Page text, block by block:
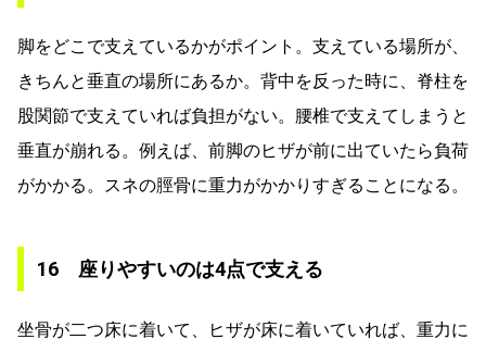
脚をどこで支えているかがポイント。支えている場所が、
きちんと垂直の場所にあるか。背中を反った時に、脊柱を
股関節で支えていれば負担がない。腰椎で支えてしまうと
垂直が崩れる。例えば、前脚のヒザが前に出ていたら負荷
がかかる。スネの脛骨に重力がかかりすぎることになる。
16 座りやすいのは4点で支える
坐骨が二つ床に着いて、ヒザが床に着いていれば、重力に